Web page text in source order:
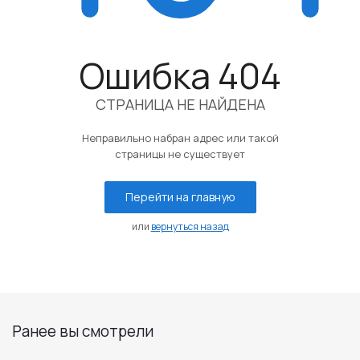
Ошибка 404
СТРАНИЦА НЕ НАЙДЕНА
Неправильно набран адрес или такой
страницы не существует
Перейти на главную
или вернуться назад
Ранее вы смотрели